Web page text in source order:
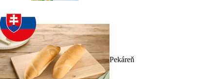
Pekáreň